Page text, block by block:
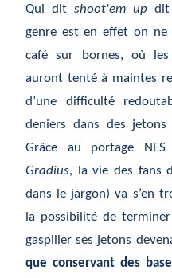
Qui dit shoot'em up dit
genre est en effet on ne
café sur bornes, où
auront tenté à maintes
d’une difficulté
deniers dans des
Grâce au portage
Gradius, la vie des fans
dans le jargon) va s’en
la possibilité de
gaspiller ses jetons
que conservant des